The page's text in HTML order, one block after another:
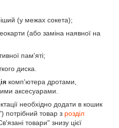
(у межах сокета);
(або заміна наявної на
пам'яті;
диска.
комп'ютера дротами,
аксесуарами.
необхідно додати в кошик
потрібний товар з розділ
товари" знизу цієї